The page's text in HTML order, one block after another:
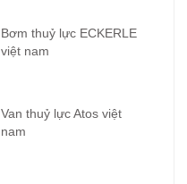
Bơm thuỷ lực ECKERLE
việt nam
Van thuỷ lực Atos việt
nam